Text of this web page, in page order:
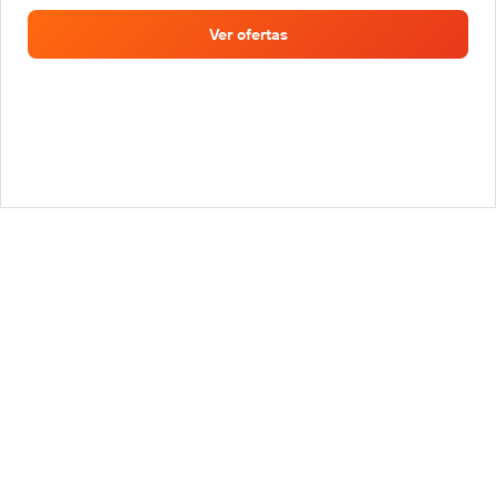
Ver ofertas